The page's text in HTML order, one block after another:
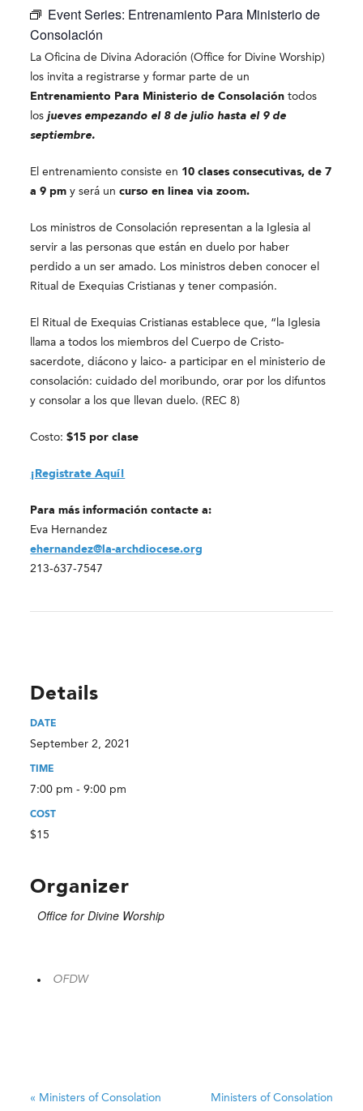
Event Series: Entrenamiento Para Ministerio de
Consolación
La Oficina de Divina Adoración (Office for Divine Worship)
los invita a registrarse y formar parte de un
Entrenamiento Para Ministerio de Consolación todos
los jueves empezando el 8 de julio hasta el 9 de
septiembre.
El entrenamiento consiste en 10 clases consecutivas,de 7
a 9 pmy será un curso en lineavia zoom.
Los ministros de Consolación representan a la Iglesia al
servir a las personas que están en duelo por haber
perdido a un ser amado. Los ministros deben conocer el
Ritual de Exequias Cristianas y tener compasión.
El Ritual de Exequias Cristianas establece que, “la Iglesia
llama a todos los miembros del Cuerpo de Cristo-
sacerdote, diácono y laico- a participar en el ministerio de
consolación: cuidado del moribundo, orar por los difuntos
y consolar a los que llevan duelo. (REC 8)
Costo: $15 por clase
¡Registrate Aquí!
Para más información contacte a:
Eva Hernandez
ehernandez@la-archdiocese.org
213-637-7547
Details
DATE
September 2, 2021
TIME
7:00 pm - 9:00 pm
COST
$15
Organizer
Office for Divine Worship
OFDW
« Ministers of Consolation
Ministers of Consolation